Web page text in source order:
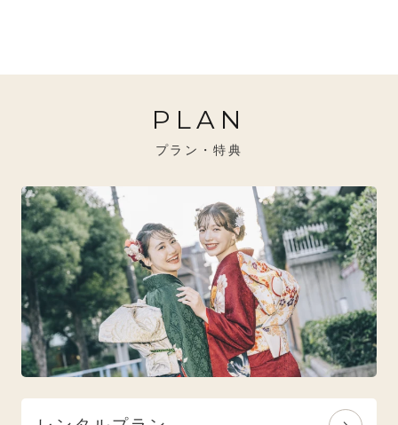
20万円～26万円未満
26万円～31万円未満
クール
ナチュラル
イエベ秋におすすめ
ブルべ夏におすすめ
ブルべ冬におすすめ
特選技法
オリジナルブランド
人気モデルブランド
PLAN
プラン・特典